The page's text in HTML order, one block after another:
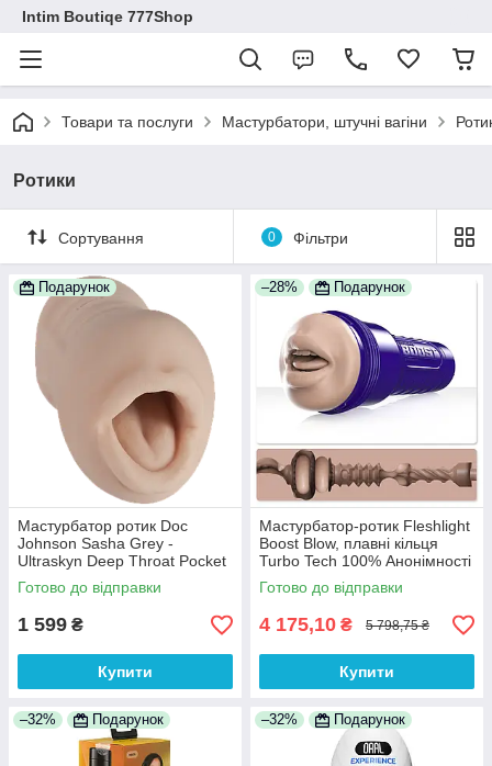
Intim Boutiqe 777Shop
Товари та послуги Мастурбатори, штучні вагіни
Ротики
Сортування 0 Фільтри
Подарунок
Мастурбатор ротик Doc
Johnson Sasha Grey -
Ultraskyn Deep Throat Pocket
Pal 100% Анонімності
Готово до відправки
1 599 ₴
Купити
–28% Подарунок
Мастурбатор-ротик Fleshlight
Boost Blow, плавні кільця
Turbo Tech 100% Анонімності
Готово до відправки
4 175,10 ₴ 5 798,75 ₴
Купити
–32% Подарунок –32% Подарунок